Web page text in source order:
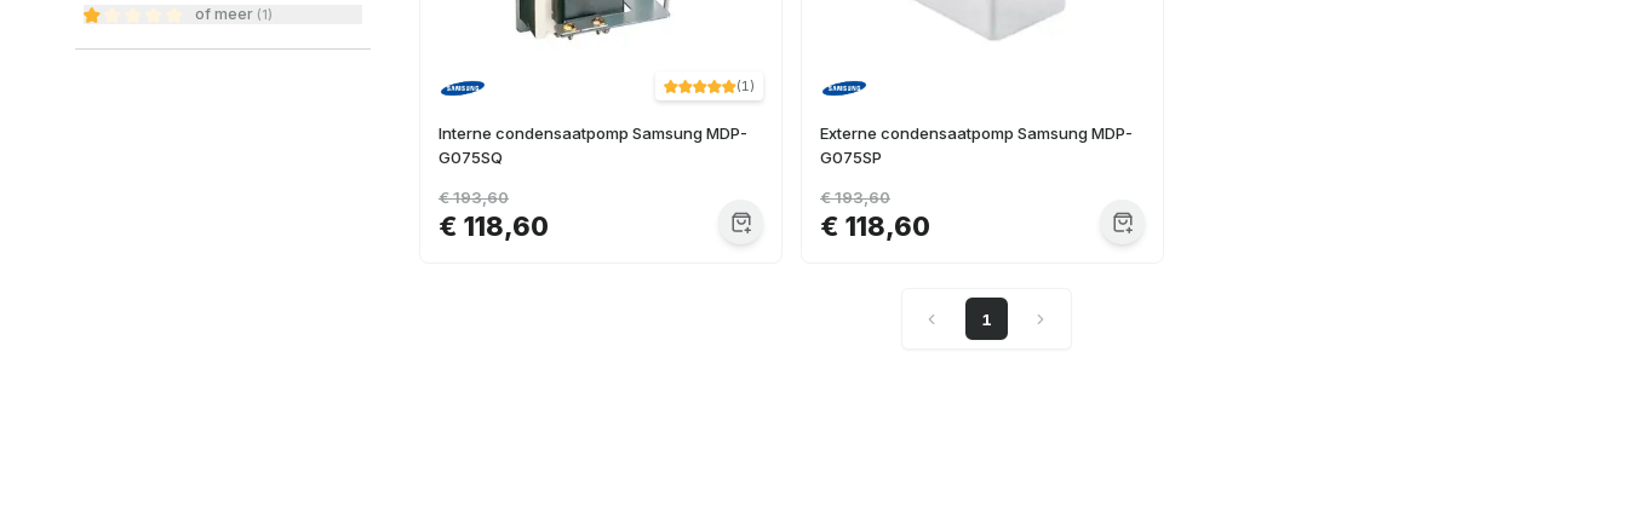
of meer (1)
(1)
Interne condensaatpomp Samsung MDP-
G075SQ
€ 118,60
€ 193,60
Externe condensaatpomp Samsung MDP-
G075SP
€ 118,60
€ 193,60
1